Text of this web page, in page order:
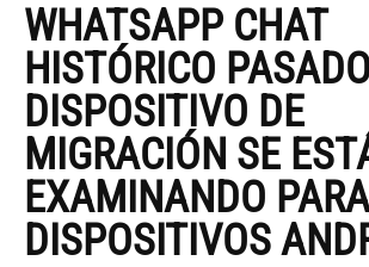
WHATSAPP CHAT
HISTÓRICO PASADO
DISPOSITIVO DE
MIGRACIÓN SE
EXAMINANDO PARA
DISPOSITIVOS